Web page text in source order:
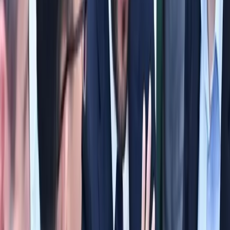
Последние новости
За июль из Москвы вернули на родину
597 узбекистанцев
Узбекистан 19:12 / 06.08.2026
В Узбекистане проводятся работы по
повышению энергоэффективности
Узбекистан 17:51 / 06.08.2026
Хокимият Ташкента проверил
обращения дольщиков ЖК «ORIGINAL
LYUKS SERVIS»
Узбекистан 16:57 / 06.08.2026
Выявлены уклонявшиеся от налогов
плательщики и не доначислившие